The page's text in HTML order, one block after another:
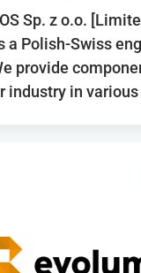
Sp. z o.o.
a Polish-Swiss
provide
industry in